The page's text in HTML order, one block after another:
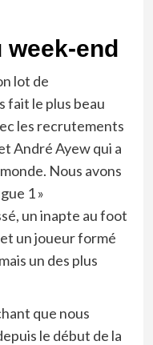
week-end
lot de
fait le plus beau
les recrutements
André Ayew qui a
Nous avons
1 »
un inapte au foot
un joueur formé
un des plus
que nous
le début de la